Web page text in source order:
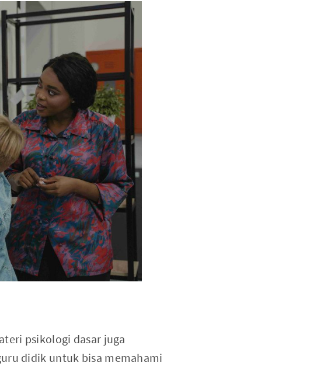
psikologi dasar juga
didik untuk bisa memahami